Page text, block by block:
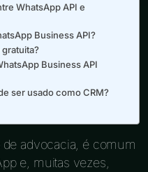
WhatsApp API e
Business API?
Business API
ser usado como CRM?
advocacia, é comum
e, muitas vezes,